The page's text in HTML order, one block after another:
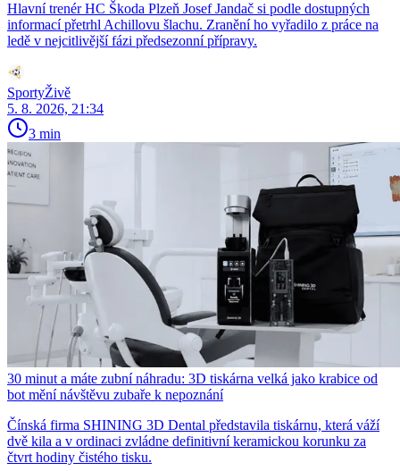
Hlavní trenér HC Škoda Plzeň Josef Jandač si podle dostupných
informací přetrhl Achillovu šlachu. Zranění ho vyřadilo z práce na
ledě v nejcitlivější fázi předsezonní přípravy.
SportyŽivě
5. 8. 2026, 21:34
3 min
30 minut a máte zubní náhradu: 3D tiskárna velká jako krabice od
bot mění návštěvu zubaře k nepoznání
Čínská firma SHINING 3D Dental představila tiskárnu, která váží
dvě kila a v ordinaci zvládne definitivní keramickou korunku za
čtvrt hodiny čistého tisku.